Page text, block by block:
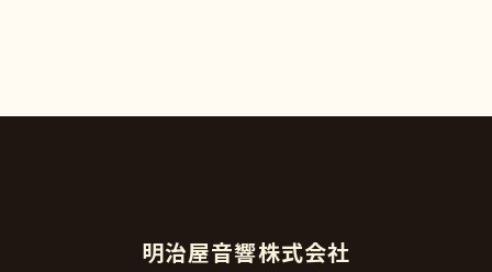
明治屋音響株式会社